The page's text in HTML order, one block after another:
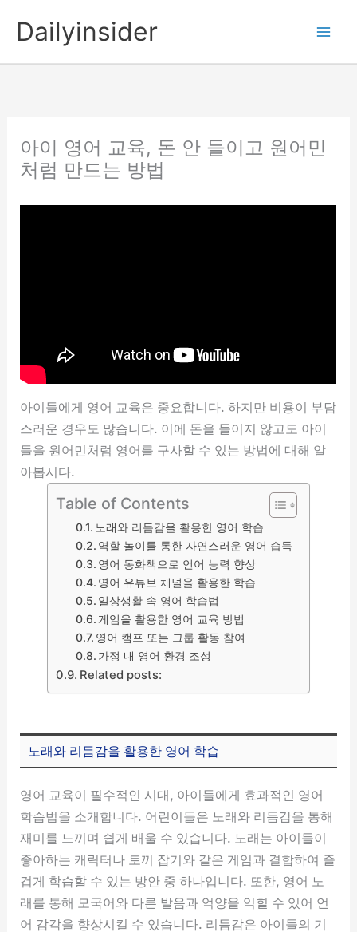
Dailyinsider
아이 영어 교육, 돈 안 들이고 원어민
처럼 만드는 방법
아이들에게 영어 교육은 중요합니다. 하지만 비용이 부담
스러운 경우도 많습니다. 이에 돈을 들이지 않고도 아이
들을 원어민처럼 영어를 구사할 수 있는 방법에 대해 알
아봅시다.
Table of Contents
노래와 리듬감을 활용한 영어 학습
역할 놀이를 통한 자연스러운 영어 습득
영어 동화책으로 언어 능력 향상
영어 유튜브 채널을 활용한 학습
일상생활 속 영어 학습법
게임을 활용한 영어 교육 방법
영어 캠프 또는 그룹 활동 참여
가정 내 영어 환경 조성
Related posts:
노래와 리듬감을 활용한 영어 학습
영어 교육이 필수적인 시대, 아이들에게 효과적인 영어
학습법을 소개합니다. 어린이들은 노래와 리듬감을 통해
재미를 느끼며 쉽게 배울 수 있습니다. 노래는 아이들이
좋아하는 캐릭터나 토끼 잡기와 같은 게임과 결합하여 즐
겁게 학습할 수 있는 방안 중 하나입니다. 또한, 영어 노
래를 통해 모국어와 다른 발음과 억양을 익힐 수 있어 언
어 감각을 향상시킬 수 있습니다. 리듬감은 아이들의 기